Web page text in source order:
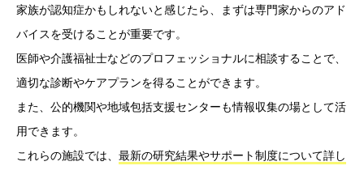
家族が認知症かもしれないと感じたら、まずは専門家からのアド
バイスを受けることが重要です。
医師や介護福祉士などのプロフェッショナルに相談することで、
適切な診断やケアプランを得ることができます。
また、公的機関や地域包括支援センターも情報収集の場として活
用できます。
これらの施設では、 最新の研究結果やサポート制度について詳し